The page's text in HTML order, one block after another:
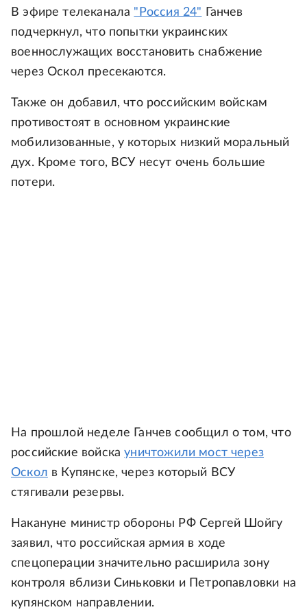
В эфире телеканала "Россия 24" Ганчев
подчеркнул, что попытки украинских
военнослужащих восстановить снабжение
через Оскол пресекаются.
Также он добавил, что российским войскам
противостоят в основном украинские
мобилизованные, у которых низкий моральный
дух. Кроме того, ВСУ несут очень большие
потери.
На прошлой неделе Ганчев сообщил о том, что
российские войскауничтожили мост через
Оскол в Купянске, через который ВСУ
стягивали резервы.
Накануне министр обороны РФ Сергей Шойгу
заявил, что российская армия в ходе
спецоперации значительно расширила зону
контроля вблизи Синьковки и Петропавловки на
купянском направлении.